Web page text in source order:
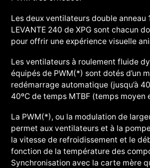
Les deux ventilateurs double anneau
LEVANTE 240 de XPG sont chacun
pour offrir une expérience visuelle
Les ventilateurs à roulement fluide
équipés de PWM(*) sont dotés d’un
redémarrage automatique (jusqu’à
40ºC de temps MTBF (temps moyen
La PWM(*), ou la modulation de
permet aux ventilateurs et à la
la vitesse de refroidissement et le
fonction de la température des
Synchronisation avec la carte mère